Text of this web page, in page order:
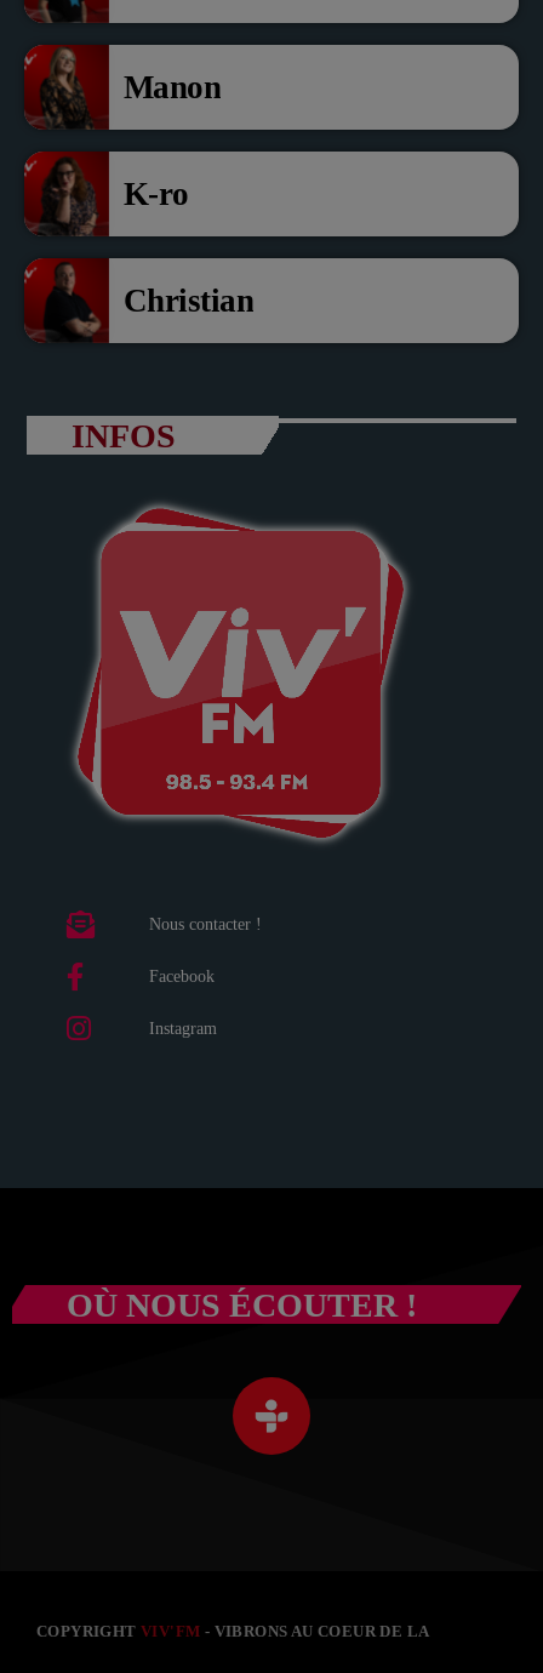
Manon
K-ro
Christian
INFOS
Nous contacter !
Facebook
Instagram
OÙ NOUS ÉCOUTER !
COPYRIGHTVIV'FM - VIBRONS AU COEUR DE LA